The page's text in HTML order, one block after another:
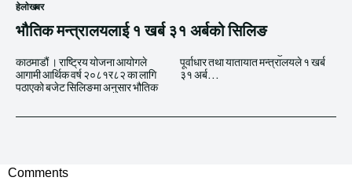
हेलाेखबर
भौतिक मन्त्रालयलाई १ खर्ब ३१ अर्बको सिलिङ
काठमाडौं । राष्ट्रिय योजना आयोगले
आगामी आर्थिक वर्ष २०८१र८२ का लागि
पठाएको बजेट सिलिङमा अनुसार भौतिक
पूर्वाधार तथा यातायात मन्त्रालयले १ खर्ब
३१ अर्ब...
Comments